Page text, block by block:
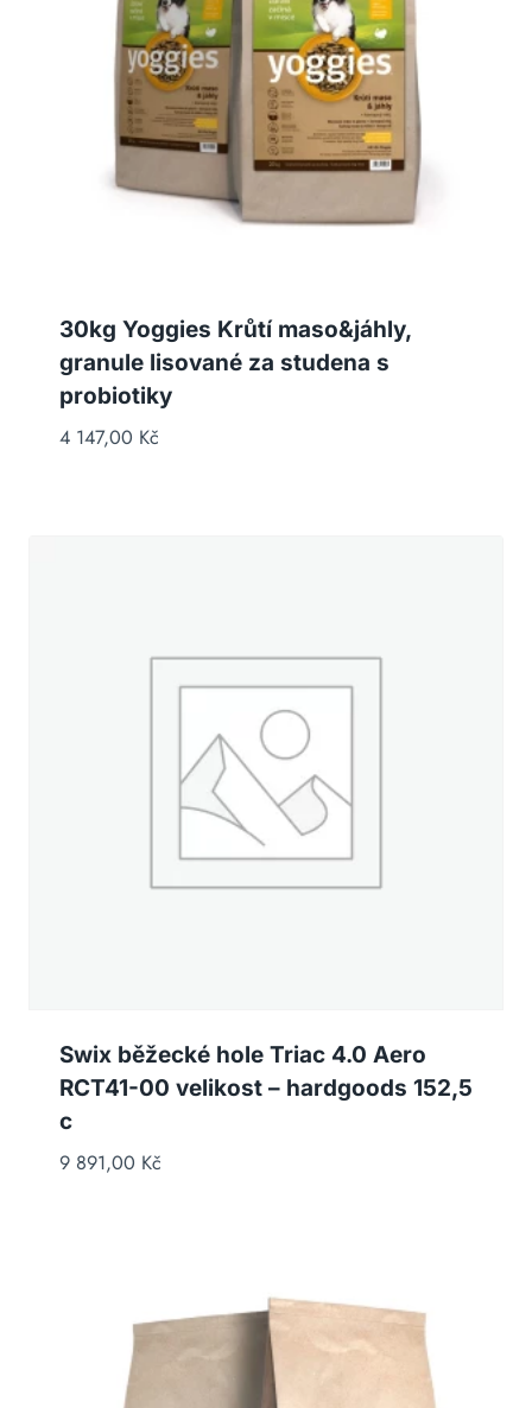
30kg Yoggies Krůtí maso&jáhly,
granule lisované za studena s
probiotiky
4 147,00 Kč
Swix běžecké hole Triac 4.0 Aero
RCT41-00 velikost – hardgoods 152,5
c
9 891,00 Kč